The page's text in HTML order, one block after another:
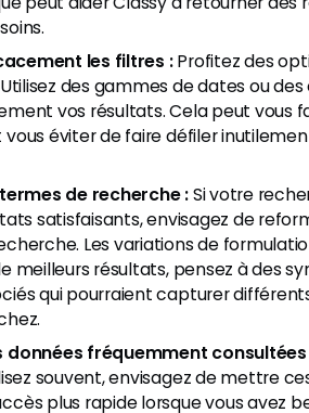
les filtres :Profitez des
des gammes de dates ou
vos résultats. Cela peut vous
éviter de faire défiler
de recherche :Si votre
satisfaisants, envisagez de
Les variations de
meilleurs résultats, pensez à des
qui pourraient capturer
données fréquemment consultées
souvent, envisagez de mettre
plus rapide lorsque vous avez